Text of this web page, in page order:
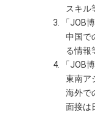
スキル
3. 「JOB
中国で
る情報
4. 「JOB
東南ア
海外で
面接は